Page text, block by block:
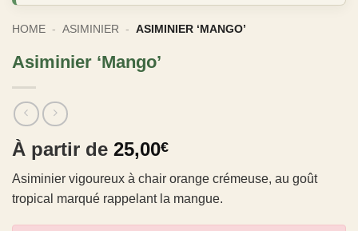
HOME - ASIMINIER - ASIMINIER ‘MANGO’
Asiminier ‘Mango’
À partir de 25,00€
Asiminier vigoureux à chair orange crémeuse, au goût
tropical marqué rappelant la mangue.